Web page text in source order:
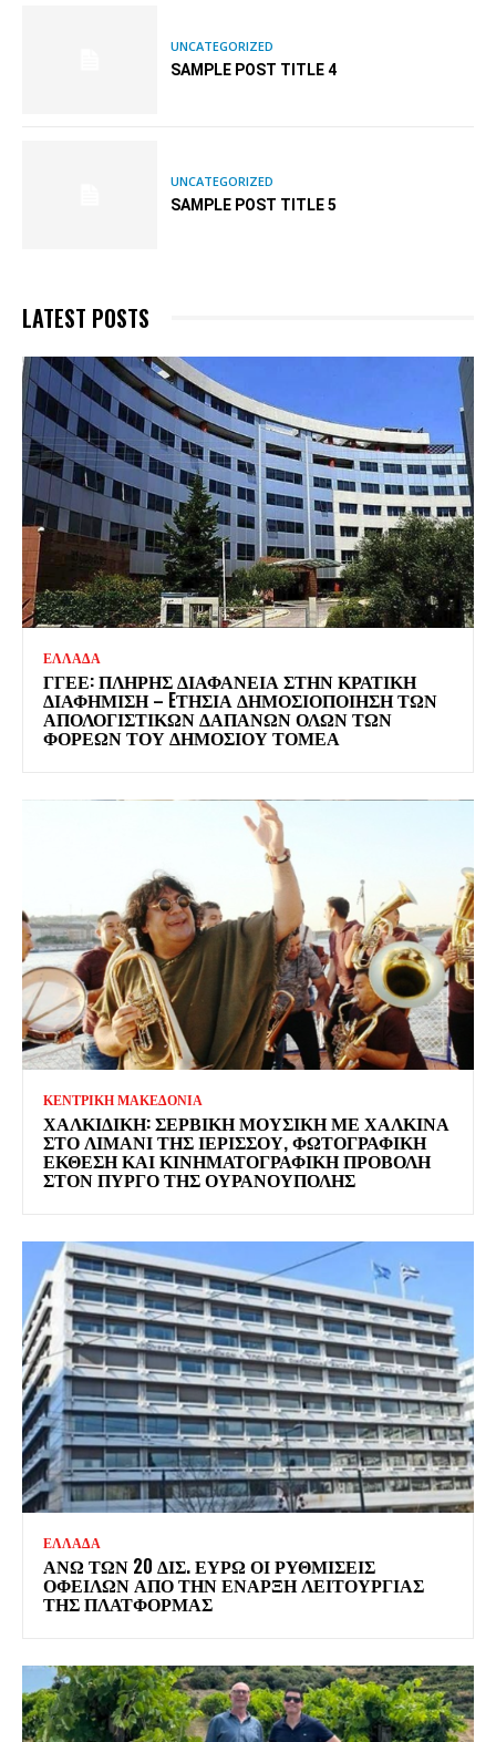
UNCATEGORIZED
SAMPLE POST TITLE 4
UNCATEGORIZED
SAMPLE POST TITLE 5
LATEST POSTS
ΕΛΛΑΔΑ
ΓΓΕΕ: ΠΛΉΡΗΣ ΔΙΑΦΆΝΕΙΑ ΣΤΗΝ ΚΡΑΤΙΚΉ
ΔΙΑΦΉΜΙΣΗ – EΤΉΣΙΑ ΔΗΜΟΣΙΟΠΟΊΗΣΗ ΤΩΝ
ΑΠΟΛΟΓΙΣΤΙΚΏΝ ΔΑΠΑΝΏΝ ΌΛΩΝ ΤΩΝ
ΦΟΡΈΩΝ ΤΟΥ ΔΗΜΟΣΊΟΥ ΤΟΜΈΑ
ΚΕΝΤΡΙΚΗ ΜΑΚΕΔΟΝΙΑ
ΧΑΛΚΙΔΙΚΉ: ΣΕΡΒΙΚΉ ΜΟΥΣΙΚΉ ΜΕ ΧΆΛΚΙΝΑ
ΣΤΟ ΛΙΜΆΝΙ ΤΗΣ ΙΕΡΙΣΣΟΎ, ΦΩΤΟΓΡΑΦΙΚΉ
ΈΚΘΕΣΗ ΚΑΙ ΚΙΝΗΜΑΤΟΓΡΑΦΙΚΉ ΠΡΟΒΟΛΉ
ΣΤΟΝ ΠΎΡΓΟ ΤΗΣ ΟΥΡΑΝΟΎΠΟΛΗΣ
ΕΛΛΑΔΑ
ΆΝΩ ΤΩΝ 20 ΔΙΣ. ΕΥΡΏ ΟΙ ΡΥΘΜΊΣΕΙΣ
ΟΦΕΙΛΏΝ ΑΠΌ ΤΗΝ ΈΝΑΡΞΗ ΛΕΙΤΟΥΡΓΊΑΣ
ΤΗΣ ΠΛΑΤΦΌΡΜΑΣ